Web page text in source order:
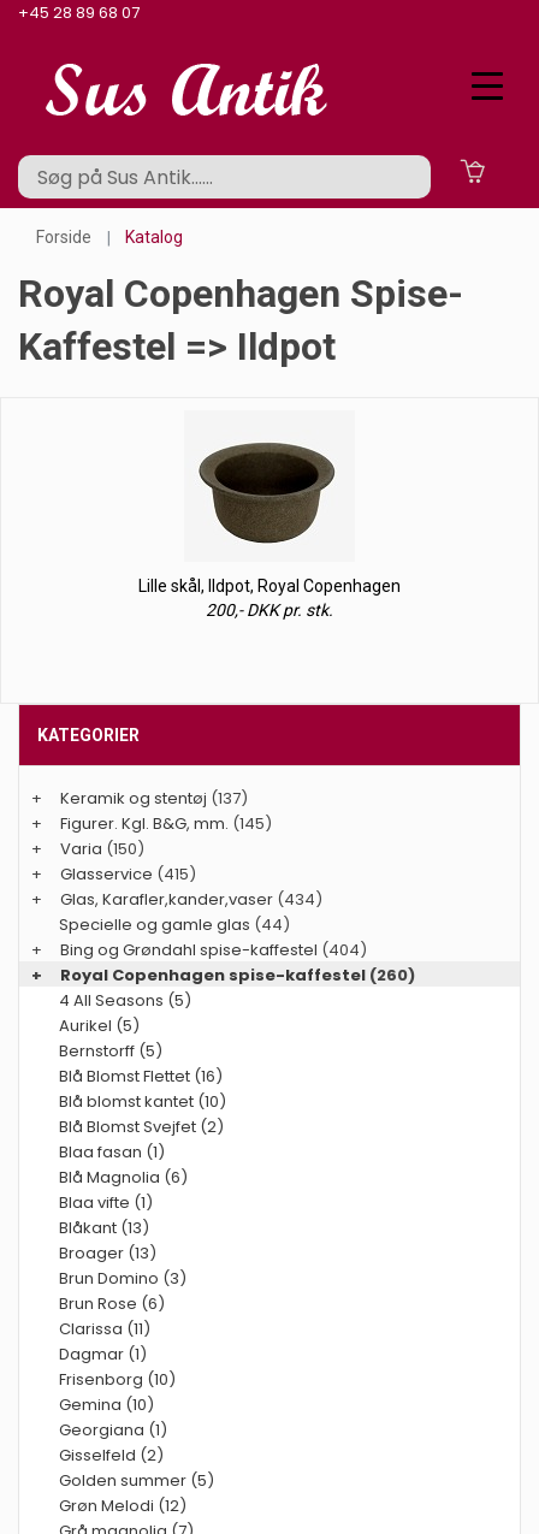
+45 28 89 68 07
Forside Katalog
Royal Copenhagen Spise-
Kaffestel => Ildpot
Lille skål, Ildpot, Royal Copenhagen
200,- DKK pr. stk.
KATEGORIER
+ Keramik og stentøj (137)
+
Figurer. Kgl. B&G, mm. (145)
+
Varia (150)
+
Glasservice (415)
+
Glas, Karafler,kander,vaser (434)
Specielle og gamle glas (44)
+
Bing og Grøndahl spise-kaffestel (404)
+
Royal Copenhagen spise-kaffestel (260)
4 All Seasons (5)
Aurikel (5)
Bernstorff (5)
Blå Blomst Flettet (16)
Blå blomst kantet (10)
Blå Blomst Svejfet (2)
Blaa fasan (1)
Blå Magnolia (6)
Blaa vifte (1)
Blåkant (13)
Broager (13)
Brun Domino (3)
Brun Rose (6)
Clarissa (11)
Dagmar (1)
Frisenborg (10)
Gemina (10)
Georgiana (1)
Gisselfeld (2)
Golden summer (5)
Grøn Melodi (12)